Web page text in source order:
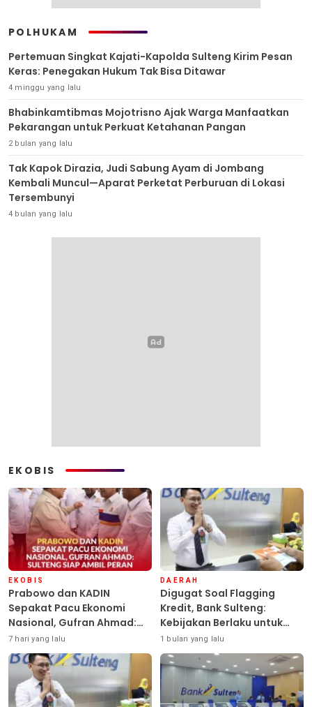
POLHUKAM
Pertemuan Singkat Kajati-Kapolda Sulteng Kirim Pesan
Keras: Penegakan Hukum Tak Bisa Ditawar
4 minggu yang lalu
Bhabinkamtibmas Mojotrisno Ajak Warga Manfaatkan
Pekarangan untuk Perkuat Ketahanan Pangan
2 bulan yang lalu
Tak Kapok Dirazia, Judi Sabung Ayam di Jombang
Kembali Muncul—Aparat Perketat Perburuan di Lokasi
Tersembunyi
4 bulan yang lalu
EKOBIS
EKOBIS
Prabowo dan KADIN
Sepakat Pacu Ekonomi
Nasional, Gufran Ahmad:
Sulteng Siap Ambil Peran
7 hari yang lalu
DAERAH
Digugat Soal Flagging
Kredit, Bank Sulteng:
Kebijakan Berlaku untuk
Seluruh Debitur ASN
1 bulan yang lalu